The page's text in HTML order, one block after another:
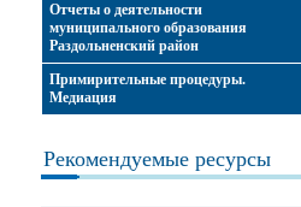
Отчеты о деятельности
муниципального образования
Раздольненский район
Примирительные процедуры.
Медиация
Рекомендуемые ресурсы